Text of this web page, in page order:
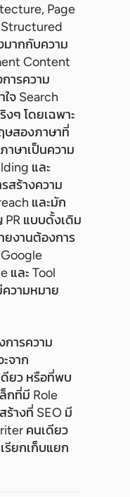
Page
มากกับความ
Content
ารความ
ใจ Search
งๆ โดยเฉพาะ
ษสองภาษาที่
ษาเป็นความ
และ
สร้างความ
และมัก
แบบดั้งเดิม
ยงานต้องการ
และ Tool
วามหมาย
การความ
จาก
ยว หรือที่พบ
กที่มี Role
ร้างที่ SEO มี
คนเดียว
รียกเก็บแยก